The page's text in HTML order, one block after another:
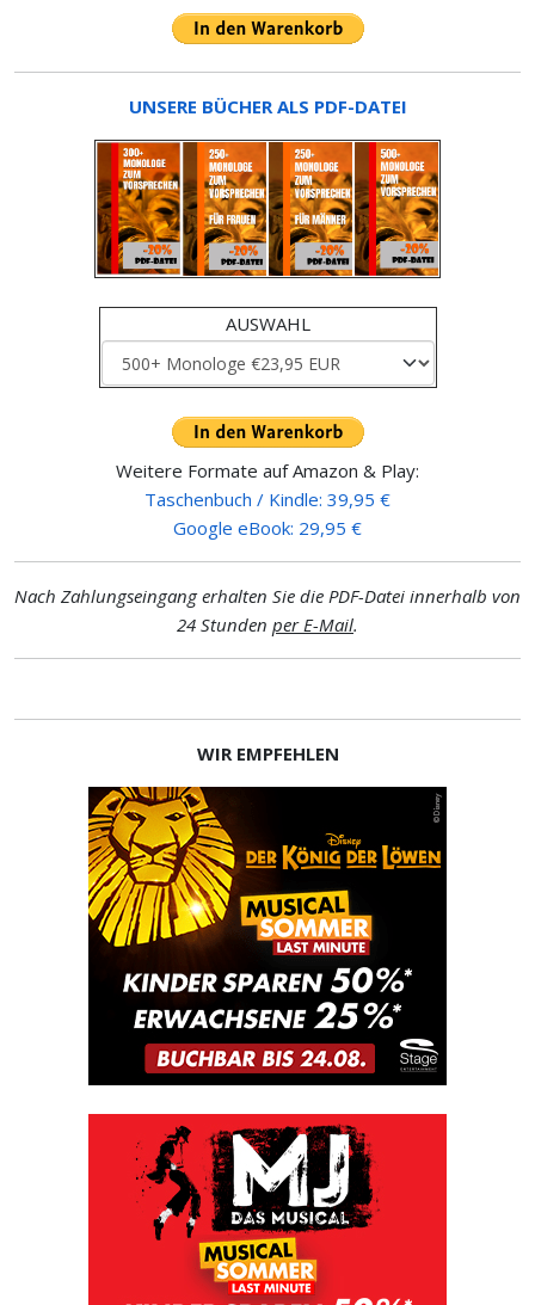
UNSERE BÜCHER ALS PDF-DATEI
AUSWAHL
Weitere Formate auf Amazon & Play:
Taschenbuch / Kindle: 39,95 €
Google eBook: 29,95 €
Nach Zahlungseingang erhalten Sie die PDF-Datei innerhalb von
24 Stunden per E-Mail.
WIR EMPFEHLEN